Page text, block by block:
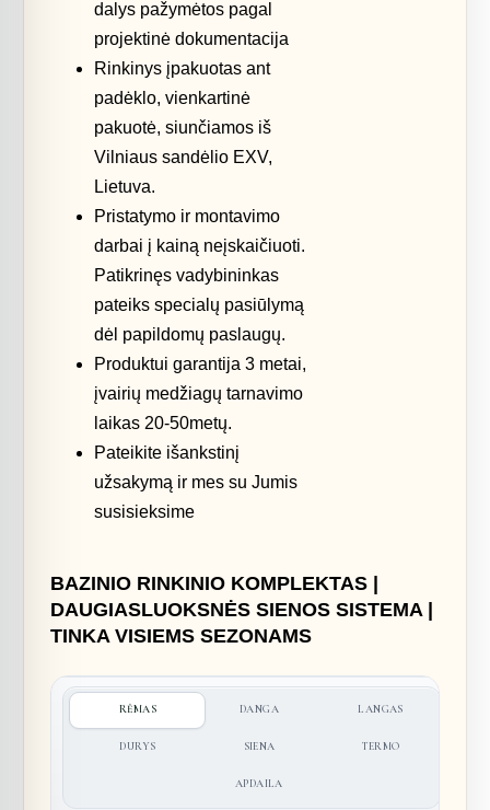
dalys pažymėtos pagal
projektinė dokumentacija
Rinkinys įpakuotas ant
padėklo, vienkartinė
pakuotė, siunčiamos iš
Vilniaus sandėlio EXV,
Lietuva.
Pristatymo ir montavimo
darbai į kainą neįskaičiuoti.
Patikrinęs vadybininkas
pateiks specialų pasiūlymą
dėl papildomų paslaugų.
Produktui garantija 3 metai,
įvairių medžiagų tarnavimo
laikas 20-50metų.
Pateikite išankstinį
užsakymą ir mes su Jumis
susisieksime
BAZINIO RINKINIO KOMPLEKTAS |
DAUGIASLUOKSNĖS SIENOS SISTEMA |
TINKA VISIEMS SEZONAMS
RĖMAS DANGA LANGAS
DURYS SIENA TERMO
APDAILA